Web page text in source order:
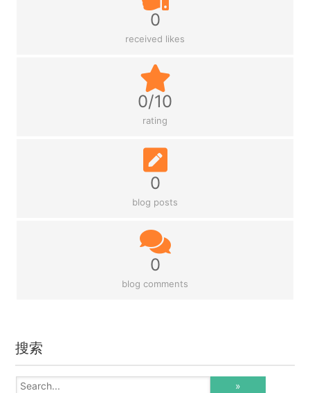
0
received likes
0/10
rating
0
blog posts
0
blog comments
搜索